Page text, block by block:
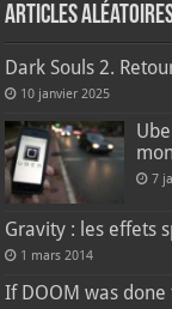
Articles
Dark Souls 2.
10 janvier 2025
7
Gravity : les effets
1 mars 2014
If DOOM was done